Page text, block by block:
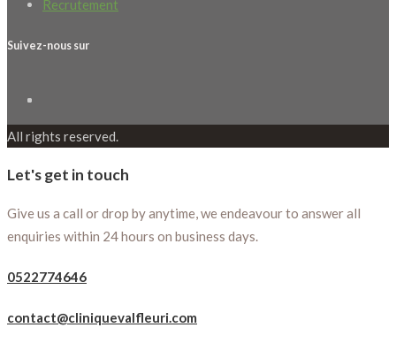
Recrutement
Suivez-nous sur
All rights reserved.
Let's get in touch
Give us a call or drop by anytime, we endeavour to answer all
enquiries within 24 hours on business days.
0522774646
contact@cliniquevalfleuri.com